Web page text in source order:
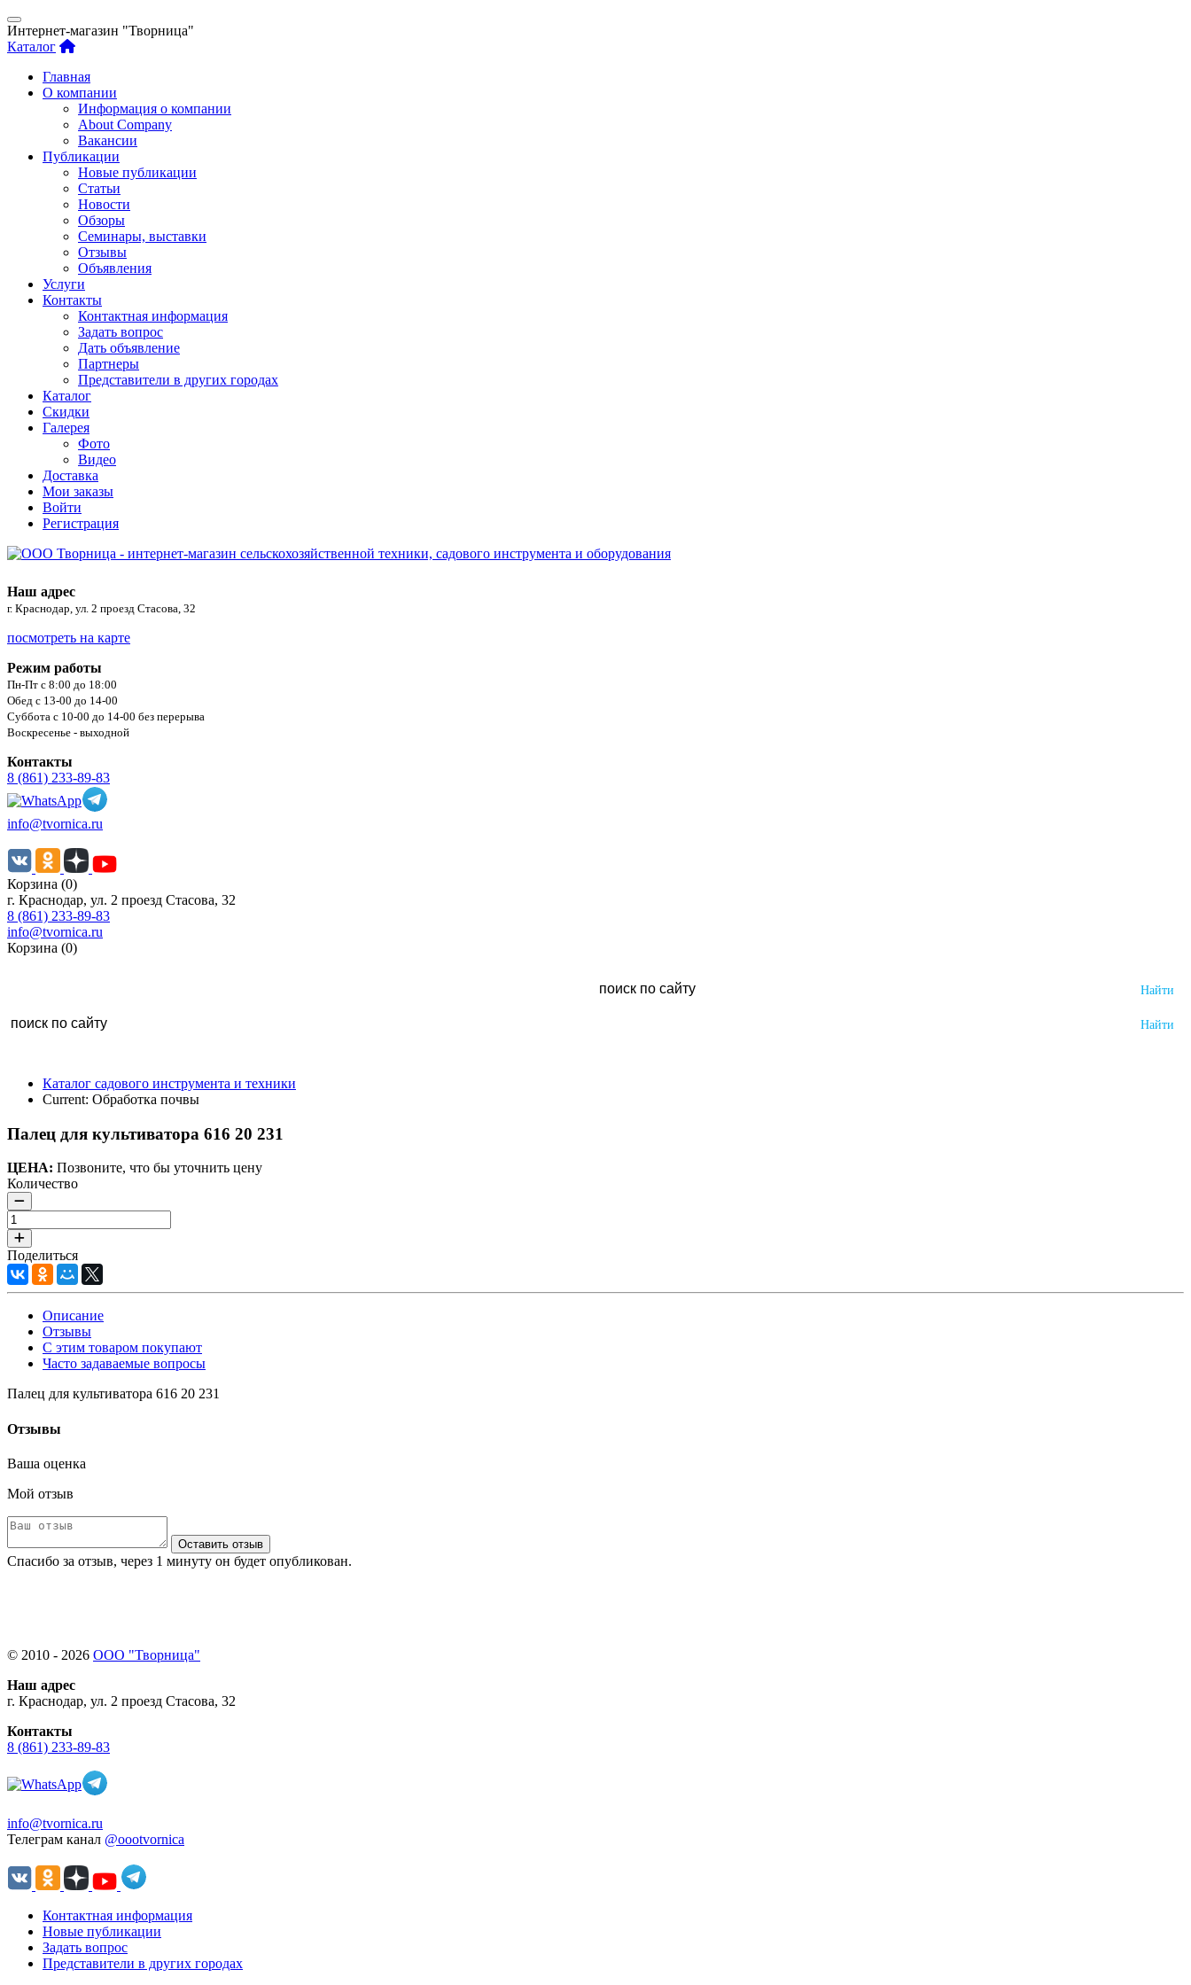
Интернет-магазин "Творница"
Каталог
Главная
О компании
Информация о компании
About Company
Вакансии
Публикации
Новые публикации
Статьи
Новости
Обзоры
Семинары, выставки
Отзывы
Объявления
Услуги
Контакты
Контактная информация
Задать вопрос
Дать объявление
Партнеры
Представители в других городах
Каталог
Скидки
Галерея
Фото
Видео
Доставка
Мои заказы
Войти
Регистрация
Наш адрес
г. Краснодар, ул. 2 проезд Стасова, 32
посмотреть на карте
Режим работы
Пн-Пт с 8:00 до 18:00
Обед с 13-00 до 14-00
Суббота с 10-00 до 14-00 без перерыва
Воскресенье - выходной
Контакты
8 (861) 233-89-83
info@tvornica.ru
Корзина (0)
г. Краснодар, ул. 2 проезд Стасова, 32
8 (861) 233-89-83
info@tvornica.ru
Корзина (0)
Каталог садового инструмента и техники
Current: Обработка почвы
Палец для культиватора 616 20 231
ЦЕНА: Позвоните, что бы уточнить цену
Количество
Поделиться
Описание
Отзывы
С этим товаром покупают
Часто задаваемые вопросы
Палец для культиватора 616 20 231
Отзывы
Ваша оценка
Мой отзыв
Оставить отзыв
Спасибо за отзыв, через 1 минуту он будет опубликован.
© 2010 - 2026 ООО "Творница"
Наш адрес
г. Краснодар, ул. 2 проезд Стасова, 32
Контакты
8 (861) 233-89-83
info@tvornica.ru
Телеграм канал @oootvornica
Контактная информация
Новые публикации
Задать вопрос
Представители в других городах